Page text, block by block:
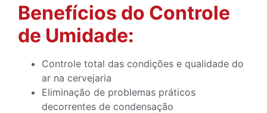
Benefícios do Controle
de Umidade:
Controle total das condições e qualidade do
ar na cervejaria
Eliminação de problemas práticos
decorrentes de condensação